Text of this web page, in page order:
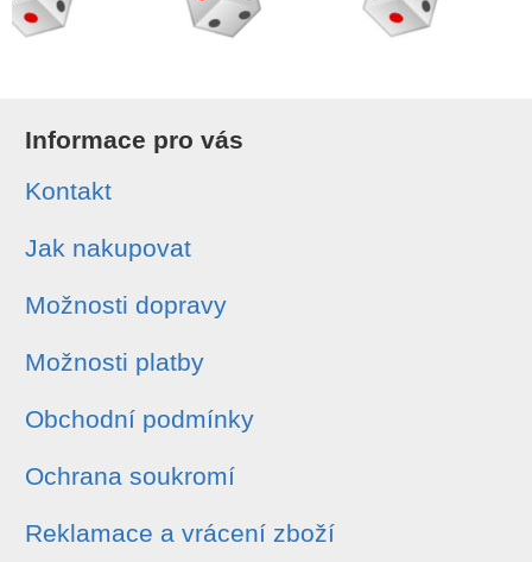
Informace pro vás
Kontakt
Jak nakupovat
Možnosti dopravy
Možnosti platby
Obchodní podmínky
Ochrana soukromí
Reklamace a vrácení zboží